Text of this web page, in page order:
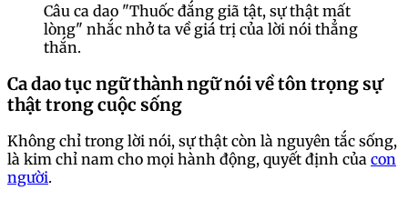
Câu ca dao "Thuốc đắng giã tật, sự thật mất
lòng" nhắc nhở ta về giá trị của lời nói thẳng
thắn.
Ca dao tục ngữ thành ngữ nói về tôn trọng sự
thật trong cuộc sống
Không chỉ trong lời nói, sự thật còn là nguyên tắc sống,
là kim chỉ nam cho mọi hành động, quyết định của con
người.